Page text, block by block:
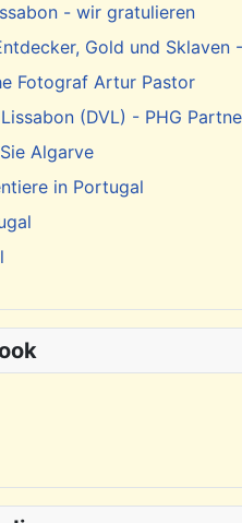
- wir gratulieren
Gold und
Fotograf Artur Pastor
(DVL) - PHG
Algarve
in Portugal